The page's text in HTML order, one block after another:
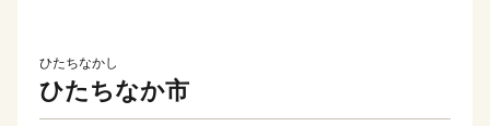
ひたちなかし
ひたちなか市